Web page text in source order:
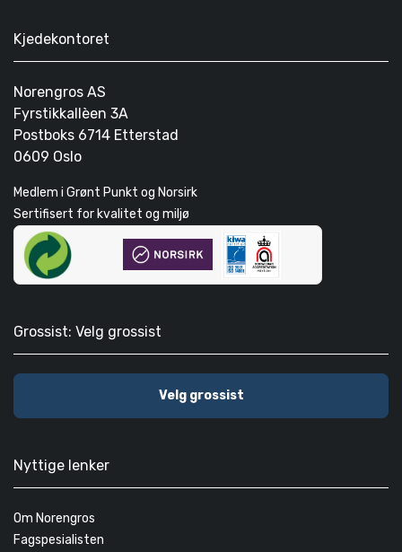
Kjedekontoret
Norengros AS
Fyrstikkallèen 3A
Postboks 6714 Etterstad
0609 Oslo
Medlem i Grønt Punkt og Norsirk
Sertifisert for kvalitet og miljø
Grossist: Velg grossist
Velg grossist
Nyttige lenker
Om Norengros
Fagspesialisten